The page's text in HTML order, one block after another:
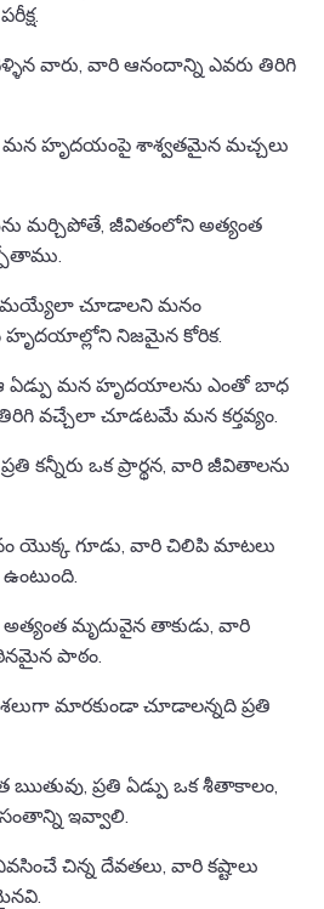
వారు, వారి ఆనందాన్ని ఎవరు తిరిగి
మన హృదయంపై శాశ్వతమైన మచ్చలు
మర్చిపోతే, జీవితంలోని అత్యంత
చూడాలని మనం
మన హృదయాల్లోని నిజమైన కోరిక.
ఆ ఏడ్పు మన హృదయాలను ఎంతో బాధ
వచ్చేలా చూడటమే మన కర్తవ్యం.
ప్రతి కన్నీరు ఒక ప్రార్థన, వారి జీవితాలను
యొక్క గూడు, వారి చిలిపి మాటలు
మృదువైన తాకుడు, వారి
పాఠం.
మారకుండా చూడాలన్నది ప్రతి
ఋతువు, ప్రతి ఏడ్పు ఒక శీతాకాలం,
ఇవ్వాలి.
చిన్న దేవతలు, వారి కష్టాలు